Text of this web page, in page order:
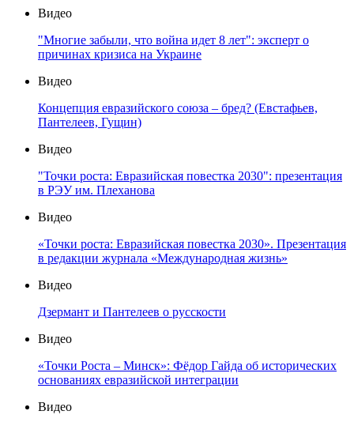
Видео
"Многие забыли, что война идет 8 лет": эксперт о
причинах кризиса на Украине
Видео
Концепция евразийского союза – бред? (Евстафьев,
Пантелеев, Гущин)
Видео
"Точки роста: Евразийская повестка 2030": презентация
в РЭУ им. Плеханова
Видео
«Точки роста: Евразийская повестка 2030». Презентация
в редакции журнала «Международная жизнь»
Видео
Дзермант и Пантелеев о русскости
Видео
«Точки Роста – Минск»: Фёдор Гайда об исторических
основаниях евразийской интеграции
Видео